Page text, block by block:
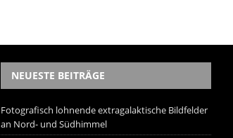
NEUESTE BEITRÄGE
Fotografisch lohnende extragalaktische Bildfelder
an Nord- und Südhimmel